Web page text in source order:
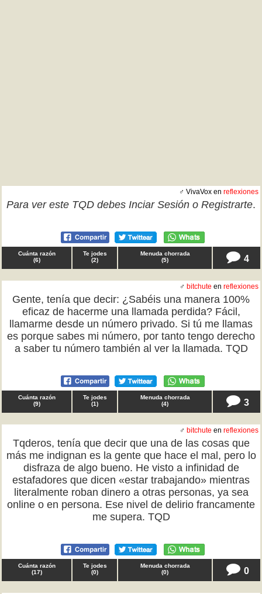
♂ VivaVox en reflexiones
Para ver este TQD debes Inciar Sesión o Registrarte.
Cuánta razón
(6)
Te jodes
(2)
Menuda chorrada
(5) 4
♂ bitchute en reflexiones
Gente, tenía que decir: ¿Sabéis una manera 100%
eficaz de hacerme una llamada perdida? Fácil,
llamarme desde un número privado. Si tú me llamas
es porque sabes mi número, por tanto tengo derecho
a saber tu número también al ver la llamada. TQD
Cuánta razón
(9)
Te jodes
(1)
Menuda chorrada
(4) 3
♂ bitchute en reflexiones
Tqderos, tenía que decir que una de las cosas que
más me indignan es la gente que hace el mal, pero lo
disfraza de algo bueno. He visto a infinidad de
estafadores que dicen «estar trabajando» mientras
literalmente roban dinero a otras personas, ya sea
online o en persona. Ese nivel de delirio francamente
me supera. TQD
Cuánta razón
(17)
Te jodes
(0)
Menuda chorrada
(0) 0